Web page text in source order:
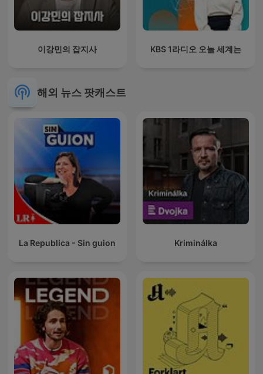
이강민의 잡지사 KBS 1라디오 오늘 세계는
해외 뉴스 팟캐스트
La Republica - Sin guion Kriminálka